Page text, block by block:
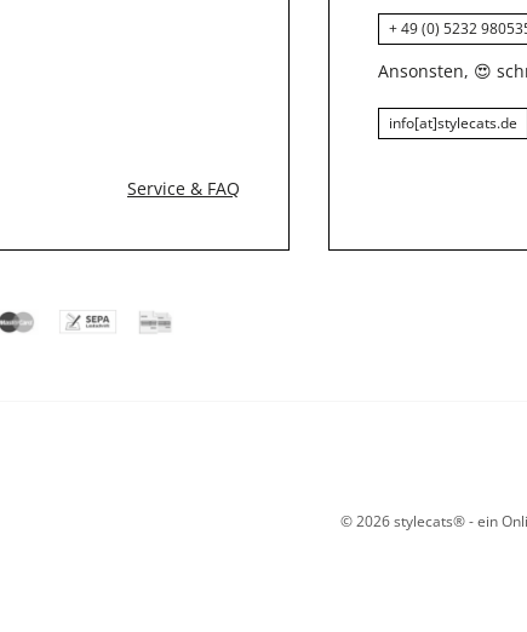
Service & FAQ
+ 49 (0) 5232
Ansonsten, 😍
info[at]stylecats.de
©2026stylecats® - ein